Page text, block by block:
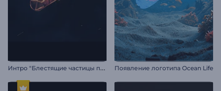
И
нтро "Блестящие частицы пламени" Появление логотипа Ocean Life